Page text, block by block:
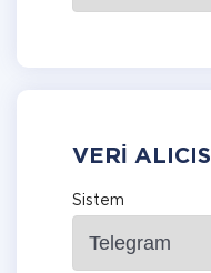
VERI ALICISI
Sistem